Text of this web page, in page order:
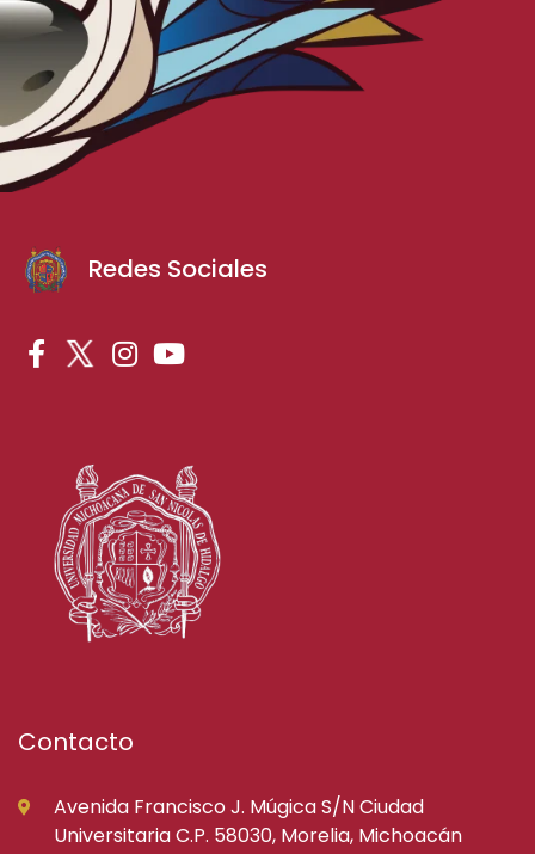
Redes Sociales
Contacto
Avenida Francisco J. Múgica S/N Ciudad
Universitaria C.P. 58030, Morelia, Michoacán